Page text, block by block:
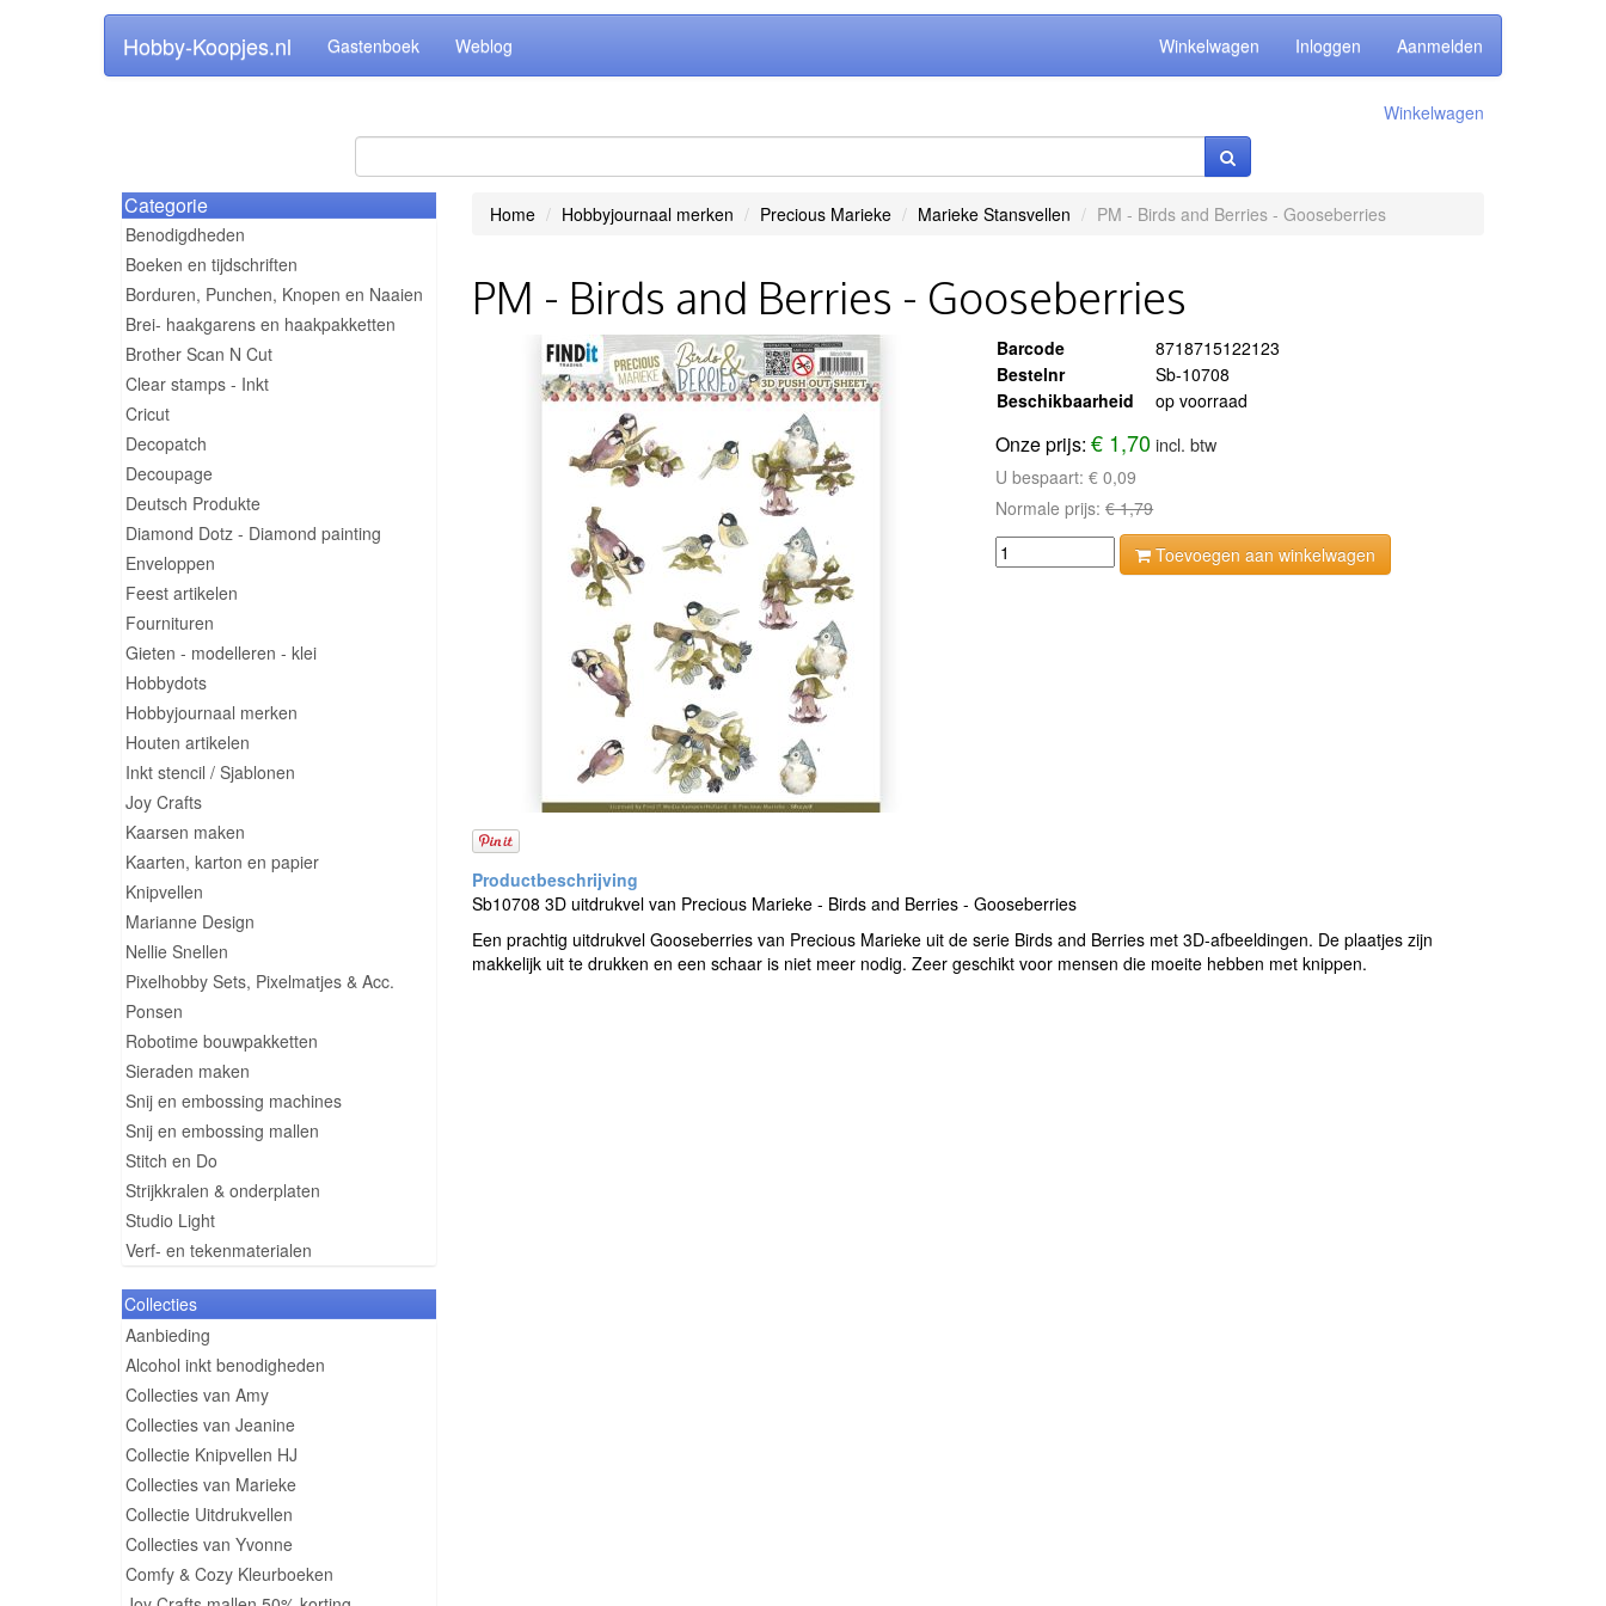
Hobby-Koopjes.nl Gastenboek Weblog Winkelwagen Inloggen Aanmelden
Winkelwagen
Categorie
Benodigdheden
Boeken en tijdschriften
Borduren, Punchen, Knopen en Naaien
Brei- haakgarens en haakpakketten
Brother Scan N Cut
Clear stamps - Inkt
Cricut
Decopatch
Decoupage
Deutsch Produkte
Diamond Dotz - Diamond painting
Enveloppen
Feest artikelen
Fournituren
Gieten - modelleren - klei
Hobbydots
Hobbyjournaal merken
Houten artikelen
Inkt stencil / Sjablonen
Joy Crafts
Kaarsen maken
Kaarten, karton en papier
Knipvellen
Marianne Design
Nellie Snellen
Pixelhobby Sets, Pixelmatjes & Acc.
Ponsen
Robotime bouwpakketten
Sieraden maken
Snij en embossing machines
Snij en embossing mallen
Stitch en Do
Strijkkralen & onderplaten
Studio Light
Verf- en tekenmaterialen
Collecties
Aanbieding
Alcohol inkt benodigheden
Collecties van Amy
Collecties van Jeanine
Collectie Knipvellen HJ
Collecties van Marieke
Collectie Uitdrukvellen
Collecties van Yvonne
Comfy & Cozy Kleurboeken
Home Hobbyjournaal merken Precious Marieke Marieke Stansvellen PM - Birds and Berries - Gooseberries
PM - Birds and Berries - Gooseberries
Barcode
8718715122123
Bestelnr
Sb-10708
Beschikbaarheid
op voorraad
Onze prijs:€ 1,70 incl. btw
U bespaart:€ 0,09
Normale prijs:€ 1,79
Toevoegen aan winkelwagen
Sb10708 3D uitdrukvel van Precious Marieke - Birds and Berries - Gooseberries
Een prachtig uitdrukvel Gooseberries van Precious Marieke uit de serie Birds and Berries met 3D-afbeeldingen. De plaatjes zijn
makkelijk uit te drukken en een schaar is niet meer nodig. Zeer geschikt voor mensen die moeite hebben met knippen.